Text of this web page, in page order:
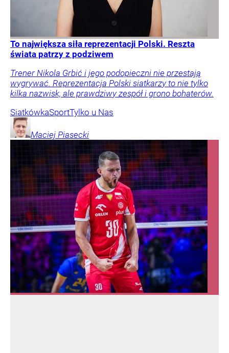
To największa siła reprezentacji Polski. Reszta
świata patrzy z podziwem
Trener Nikola Grbić i jego podopieczni nie przestają
wygrywać. Reprezentacja Polski siatkarzy to nie tylko
kilka nazwisk, ale prawdziwy zespół i grono bohaterów.
SiatkówkaSportTylko u Nas
Maciej Piasecki